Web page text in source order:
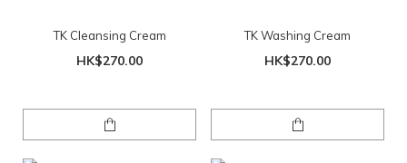
TK Cleansing Cream
HK$270.00
TK Washing Cream
HK$270.00